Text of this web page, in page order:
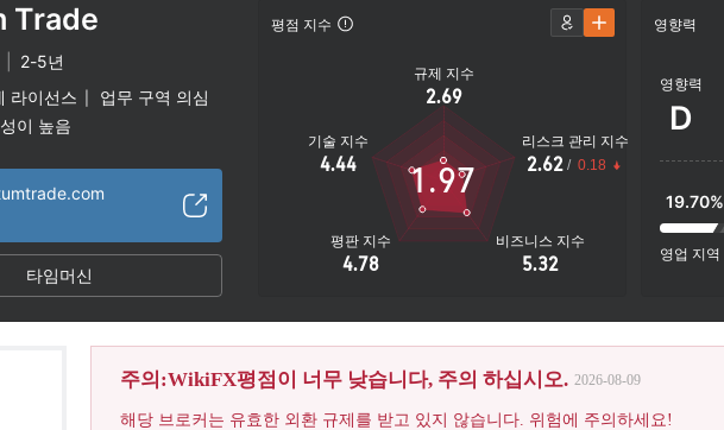
Trade
2-5년
라이선스
업무 구역 의심
이 높음
타임머신
평점 지수
규제 지수
2.69
기술 지수
4.44
평판 지수
4.78
비즈니스 지수
5.32
리스크 관리 지수
2.62 / 0.18
1.97
영향력
영향력
D
19.70%
영업 지역
주의:WikiFX평점이 너무 낮습니다, 주의 하십시오. 2026-08-09
해당 브로커는 유효한 외환 규제를 받고 있지 않습니다. 위험에 주의하세요!